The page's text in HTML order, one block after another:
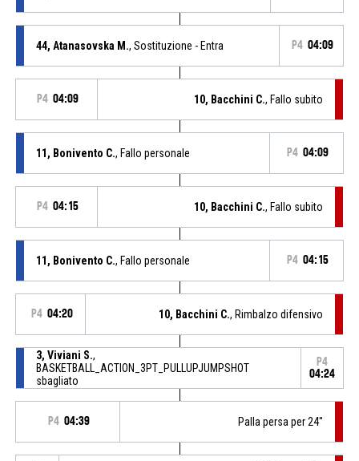
44, Atanasovska M., Sostituzione - Entra P4 04:09
P4 04:09 10, Bacchini C., Fallo subito
11, Bonivento C., Fallo personale P4 04:09
P4 04:15 10, Bacchini C., Fallo subito
11, Bonivento C., Fallo personale P4 04:15
P4 04:20 10, Bacchini C., Rimbalzo difensivo
3, Viviani S.,
BASKETBALL_ACTION_3PT_PULLUPJUMPSHOT
sbagliato
P4
04:24
P4 04:39 Palla persa per 24''